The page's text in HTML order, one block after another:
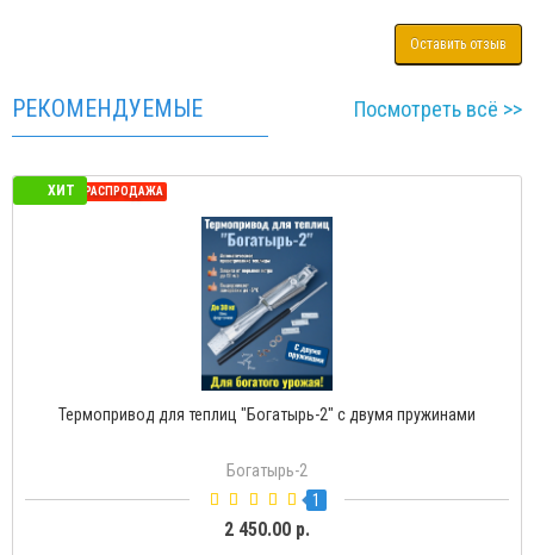
Оставить отзыв
РЕКОМЕНДУЕМЫЕ Посмотреть всё >>
ХИТ
СЕЗОННАЯ РАСПРОДАЖА
Термопривод для теплиц "Богатырь-2" с двумя пружинами
Богатырь-2
1
2 450.00 р.